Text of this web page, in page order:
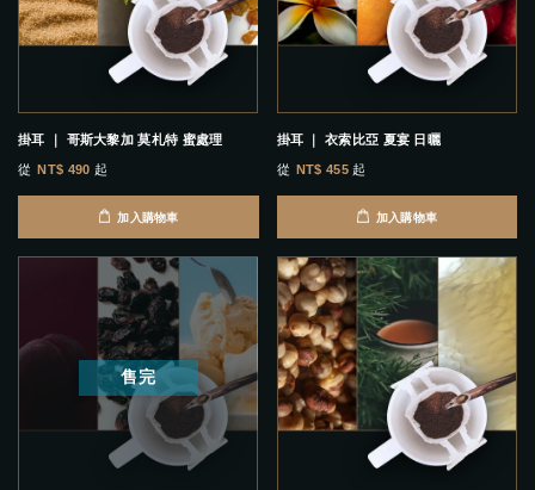
掛耳 ｜ 哥斯大黎加 莫札特 蜜處理
從 NT$ 490 起
加入購物車
掛耳 ｜ 衣索比亞 夏宴 日曬
從 NT$ 455起
加入購物車
售完